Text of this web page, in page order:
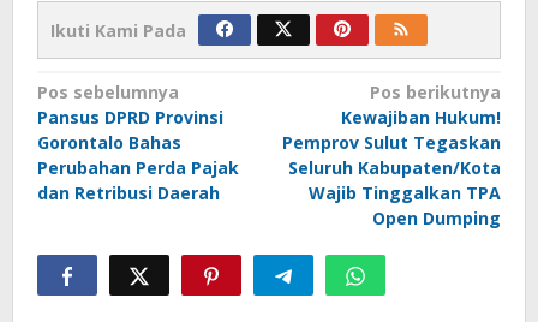
Ikuti Kami Pada
Navigasi
pos
Pos sebelumnya
Pansus DPRD Provinsi
Gorontalo Bahas
Perubahan Perda Pajak
dan Retribusi Daerah
Pos berikutnya
Kewajiban Hukum!
Pemprov Sulut Tegaskan
Seluruh Kabupaten/Kota
Wajib Tinggalkan TPA
Open Dumping